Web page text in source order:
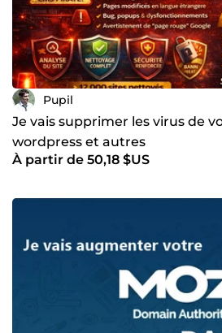
Votre visibilité est ma priorité !
accompagnement sur mesure et
entreprise au sommet 🚀
Pupil
Je vais supprimer les virus de
wordpress et autres
À partir de 50,18 $US